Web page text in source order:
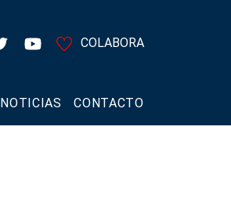
COLABORA
NOTICIAS CONTACTO